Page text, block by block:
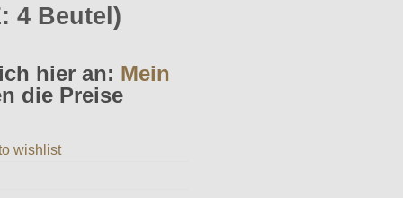
4 Beutel)
hier an: Mein
die Preise
wishlist